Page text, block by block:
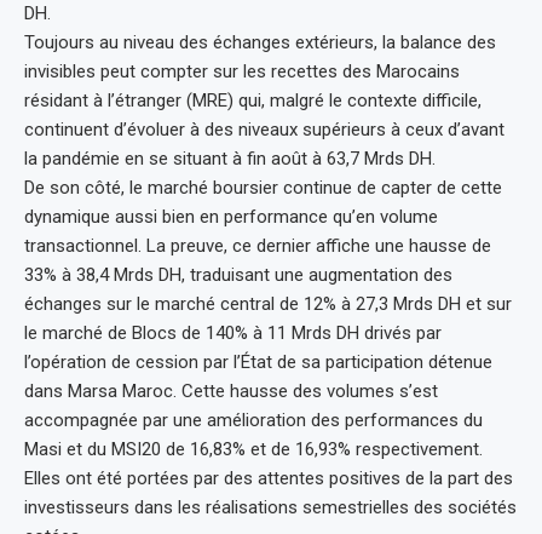
DH.
Toujours au niveau des échanges extérieurs, la balance des
invisibles peut compter sur les recettes des Marocains
résidant à l’étranger (MRE) qui, malgré le contexte difficile,
continuent d’évoluer à des niveaux supérieurs à ceux d’avant
la pandémie en se situant à fin août à 63,7 Mrds DH.
De son côté, le marché boursier continue de capter de cette
dynamique aussi bien en performance qu’en volume
transactionnel. La preuve, ce dernier affiche une hausse de
33% à 38,4 Mrds DH, traduisant une augmentation des
échanges sur le marché central de 12% à 27,3 Mrds DH et sur
le marché de Blocs de 140% à 11 Mrds DH drivés par
l’opération de cession par l’État de sa participation détenue
dans Marsa Maroc. Cette hausse des volumes s’est
accompagnée par une amélioration des performances du
Masi et du MSI20 de 16,83% et de 16,93% respectivement.
Elles ont été portées par des attentes positives de la part des
investisseurs dans les réalisations semestrielles des sociétés